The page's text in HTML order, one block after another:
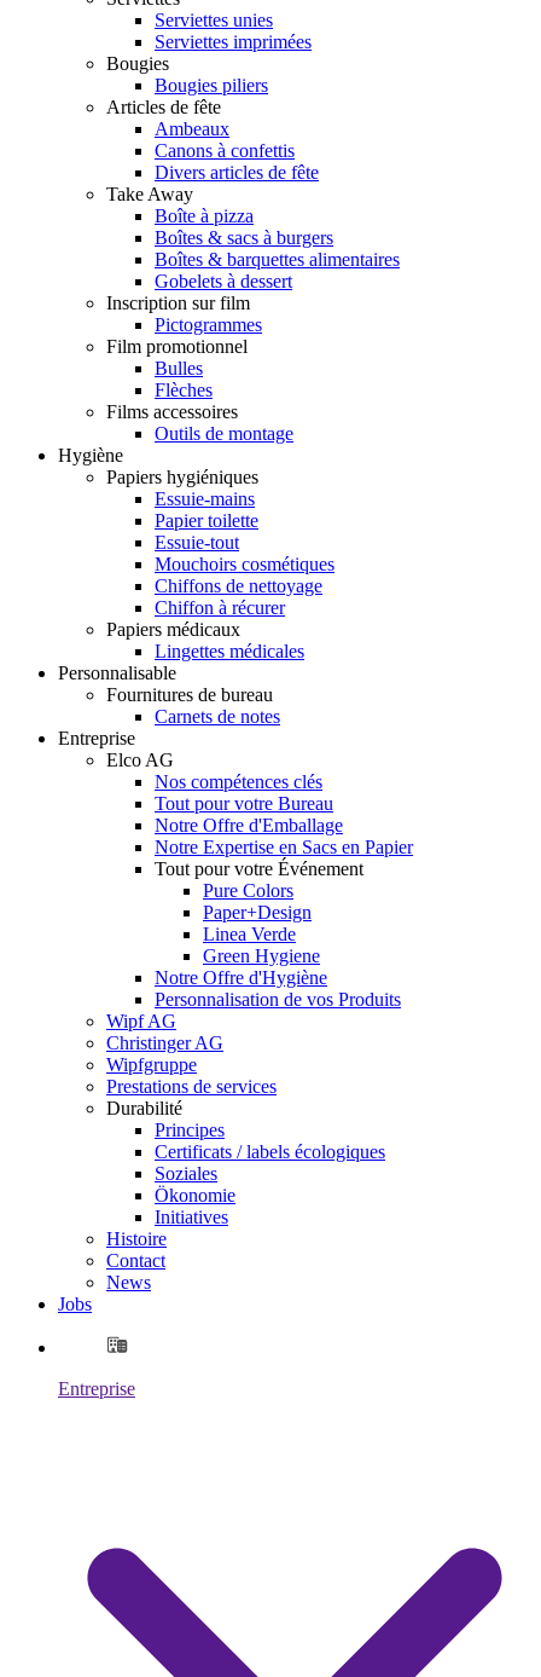
Serviettes unies
Serviettes imprimées
Bougies
Bougies piliers
Articles de fête
Ambeaux
Canons à confettis
Divers articles de fête
Take Away
Boîte à pizza
Boîtes & sacs à burgers
Boîtes & barquettes alimentaires
Gobelets à dessert
Inscription sur film
Pictogrammes
Film promotionnel
Bulles
Flèches
Films accessoires
Outils de montage
Hygiène
Papiers hygiéniques
Essuie-mains
Papier toilette
Essuie-tout
Mouchoirs cosmétiques
Chiffons de nettoyage
Chiffon à récurer
Papiers médicaux
Lingettes médicales
Personnalisable
Fournitures de bureau
Carnets de notes
Entreprise
Elco AG
Nos compétences clés
Tout pour votre Bureau
Notre Offre d'Emballage
Notre Expertise en Sacs en Papier
Tout pour votre Événement
Pure Colors
Paper+Design
Linea Verde
Green Hygiene
Notre Offre d'Hygiène
Personnalisation de vos Produits
Wipf AG
Christinger AG
Wipfgruppe
Prestations de services
Durabilité
Principes
Certificats / labels écologiques
Soziales
Ökonomie
Initiatives
Histoire
Contact
News
Jobs
Entreprise